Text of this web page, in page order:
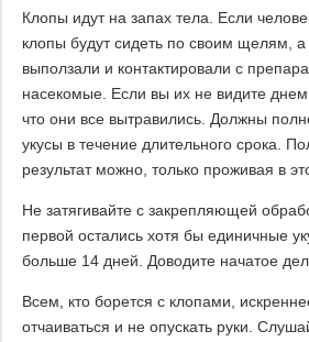
Клопы идут на запах тела. Если
клопы будут сидеть по своим щелям,
выползали и контактировали с
насекомые. Если вы их не видите
что они все вытравились. Должны
укусы в течение длительного срока.
результат можно, только проживая в
Не затягивайте с закрепляющей
первой остались хотя бы единичные
больше 14 дней. Доводите начатое
Всем, кто борется с клопами,
отчаиваться и не опускать руки.